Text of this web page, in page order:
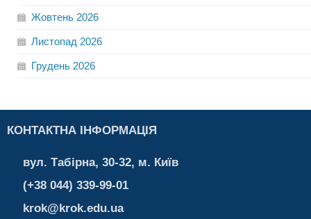
Жовтень 2026
Листопад 2026
Грудень 2026
КОНТАКТНА ІНФОРМАЦІЯ
вул. Табірна, 30-32, м. Київ
(+38 044) 339-99-01
krok@krok.edu.ua